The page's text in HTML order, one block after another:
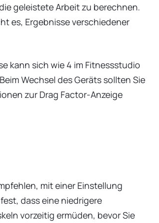
geleistete Arbeit zu berechnen.
es, Ergebnisse verschiedener
kann sich wie 4 im Fitnessstudio
Wechsel des Geräts sollten Sie
zur Drag Factor-Anzeige
mit einer Einstellung
dass eine niedrigere
vorzeitig ermüden, bevor Sie